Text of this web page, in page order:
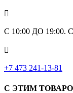

С 10:00 ДО 19:00.

+7 473 241-13-81
С ЭТИМ